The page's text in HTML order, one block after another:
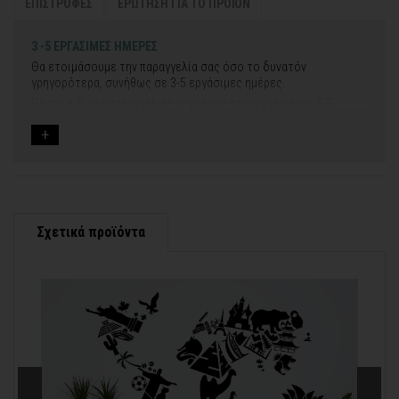
3 -5 ΕΡΓΑΣΙΜΕΣ ΗΜΕΡΕΣ
Θα ετοιμάσουμε την παραγγελία σας όσο το δυνατόν
γρηγορότερα, συνήθως σε 3-5 εργάσιμες ημέρες.
Εάν η αποστολή πραγματοποιείται κατά τη διάρκεια μεγάλων
Σχετικά προϊόντα